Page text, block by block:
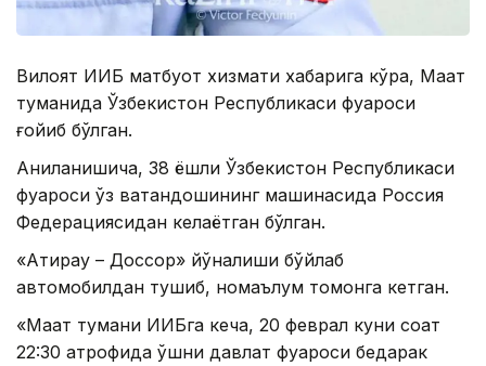
Вилоят ИИБ матбуот хизмати хабарига кўра, Мақат
туманида Ўзбекистон Республикаси фуқароси
ғойиб бўлган.
Аниқланишича, 38 ёшли Ўзбекистон Республикаси
фуқароси ўз ватандошининг машинасида Россия
Федерациясидан келаётган бўлган.
«Атирау – Доссор» йўналиши бўйлаб
автомобилдан тушиб, номаълум томонга кетган.
«Мақат тумани ИИБга кеча, 20 феврал куни соат
22:30 атрофида қўшни давлат фуқароси бедарак